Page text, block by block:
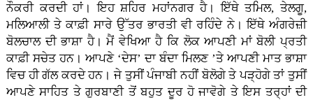
ਨੌਕਰੀ ਕਰਦੀ ਹਾਂ। ਇਹ ਸ਼ਹਿਰ ਮਹਾਂਨਗਰ ਹੈ। ਇੱਥੇ ਤਮਿਲ, ਤੇਲਗੂ,
ਮਲਿਆਲੀ ਤੇ ਕਾਫ਼ੀ ਸਾਰੇ ਉੱਤਰ ਭਾਰਤੀ ਵੀ ਰਹਿੰਦੇ ਨੇ। ਇੱਥੇ ਅੰਗਰੇਜ਼ੀ
ਬੋਲਚਾਲ ਦੀ ਭਾਸ਼ਾ ਹੈ। ਮੈਂ ਵੇਖਿਆ ਹੈ ਕਿ ਲੋਕ ਆਪਣੀ ਮਾਂ ਬੋਲੀ ਪ੍ਰਤੀ
ਕਾਫ਼ੀ ਸਚੇਤ ਹਨ। ਆਪਣੇ ‘ਦੇਸ’ ਦਾ ਬੰਦਾ ਮਿਲਣ ’ਤੇ ਆਪਣੀ ਮਾਤ ਭਾਸ਼ਾ
ਵਿਚ ਹੀ ਗੱਲ ਕਰਦੇ ਹਨ। ਜੇ ਤੁਸੀਂ ਪੰਜਾਬੀ ਨਹੀਂ ਬੋਲੋਗੇ ਤੇ ਪੜ੍ਹੋਗੇ ਤਾਂ ਤੁਸੀਂ
ਆਪਣੇ ਸਾਹਿਤ ਤੇ ਗੁਰਬਾਣੀ ਤੋਂ ਬਹੁਤ ਦੂਰ ਹੋ ਜਾਵੋਗੇ ਤੇ ਇਸ ਤਰ੍ਹਾਂ ਦੀ